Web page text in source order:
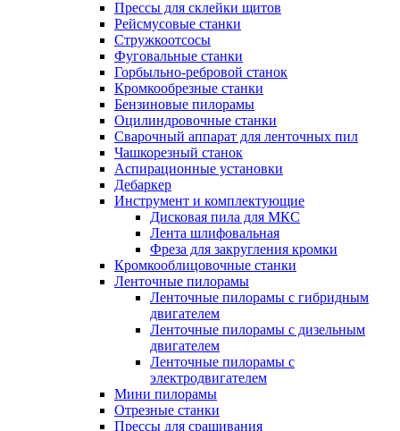
Прессы для склейки щитов
Рейсмусовые станки
Стружкоотсосы
Фуговальные станки
Горбыльно-ребровой станок
Кромкообрезные станки
Бензиновые пилорамы
Оцилиндровочные станки
Сварочный аппарат для ленточных пил
Чашкорезный станок
Аспирационные установки
Дебаркер
Инструмент и комплектующие
Дисковая пила для МКС
Лента шлифовальная
Фреза для закругления кромки
Кромкооблицовочные станки
Ленточные пилорамы
Ленточные пилорамы с гибридным
двигателем
Ленточные пилорамы с дизельным
двигателем
Ленточные пилорамы с
электродвигателем
Мини пилорамы
Отрезные станки
Прессы для сращивания